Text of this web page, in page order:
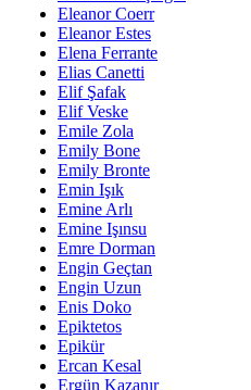
Eleanor Coerr
Eleanor Estes
Elena Ferrante
Elias Canetti
Elif Şafak
Elif Veske
Emile Zola
Emily Bone
Emily Bronte
Emin Işık
Emine Arlı
Emine Işınsu
Emre Dorman
Engin Geçtan
Engin Uzun
Enis Doko
Epiktetos
Epikür
Ercan Kesal
Ergün Kazanır